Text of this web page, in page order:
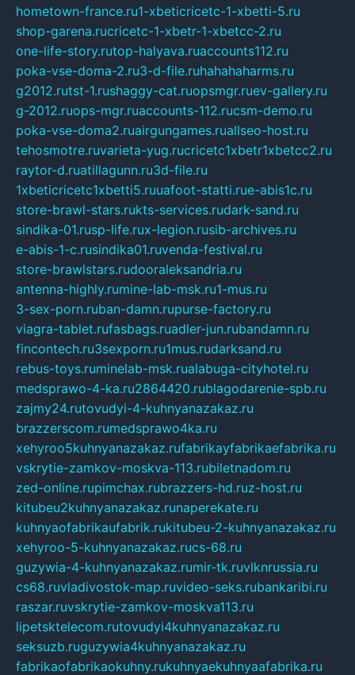
hometown-france.ru1-xbeticricetc-1-xbetti-5.ru
shop-garena.rucricetc-1-xbetr-1-xbetcc-2.ru
one-life-story.rutop-halyava.ruaccounts112.ru
poka-vse-doma-2.ru3-d-file.ruhahahaharms.ru
g2012.rutst-1.rushaggy-cat.ruopsmgr.ruev-gallery.ru
g-2012.ruops-mgr.ruaccounts-112.rucsm-demo.ru
poka-vse-doma2.ruairgungames.ruallseo-host.ru
tehosmotre.ruvarieta-yug.rucricetc1xbetr1xbetcc2.ru
raytor-d.ruatillagunn.ru3d-file.ru
1xbeticricetc1xbetti5.ruuafoot-statti.rue-abis1c.ru
store-brawl-stars.rukts-services.rudark-sand.ru
sindika-01.rusp-life.rux-legion.rusib-archives.ru
e-abis-1-c.rusindika01.ruvenda-festival.ru
store-brawlstars.rudooraleksandria.ru
antenna-highly.rumine-lab-msk.ru1-mus.ru
3-sex-porn.ruban-damn.rupurse-factory.ru
viagra-tablet.rufasbags.ruadler-jun.rubandamn.ru
fincontech.ru3sexporn.ru1mus.rudarksand.ru
rebus-toys.ruminelab-msk.rualabuga-cityhotel.ru
medsprawo-4-ka.ru2864420.rublagodarenie-spb.ru
zajmy24.rutovudyi-4-kuhnyanazakaz.ru
brazzerscom.rumedsprawo4ka.ru
xehyroo5kuhnyanazakaz.rufabrikayfabrikaefabrika.ru
vskrytie-zamkov-moskva-113.rubiletnadom.ru
zed-online.rupimchax.rubrazzers-hd.ruz-host.ru
kitubeu2kuhnyanazakaz.runaperekate.ru
kuhnyaofabrikaufabrik.rukitubeu-2-kuhnyanazakaz.ru
xehyroo-5-kuhnyanazakaz.rucs-68.ru
guzywia-4-kuhnyanazakaz.rumir-tk.ruvlknrussia.ru
cs68.ruvladivostok-map.ruvideo-seks.rubankaribi.ru
raszar.ruvskrytie-zamkov-moskva113.ru
lipetsktelecom.rutovudyi4kuhnyanazakaz.ru
seksuzb.ruguzywia4kuhnyanazakaz.ru
fabrikaofabrikaokuhny.rukuhnyaekuhnyaafabrika.ru